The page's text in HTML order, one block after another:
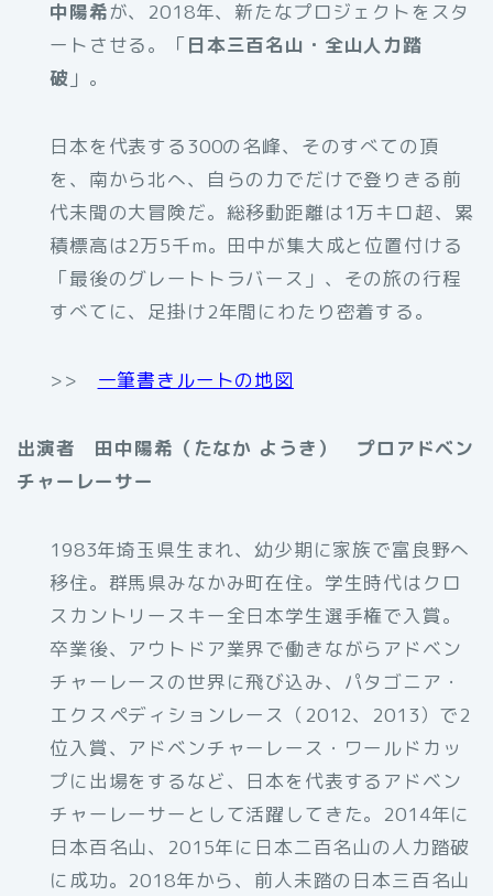
中陽希が、2018年、新たなプロジェクトをスタ
ートさせる。「日本三百名山・全山人力踏
破 」。
日本を代表する300の名峰、そのすべての頂
を、南から北へ、自らの力でだけで登りきる前
代未聞の大冒険だ。総移動距離は1万キロ超、累
積標高は2万5千m。田中が集大成と位置付ける
「最後のグレートトラバース」、その旅の行程
すべてに、足掛け2年間にわたり密着する。
>> 一筆書きルートの地図
出演者 田中陽希（たなか ようき） プロアドベン
チャーレーサー
1983年埼玉県生まれ、幼少期に家族で富良野へ
移住。群馬県みなかみ町在住。学生時代はクロ
スカントリースキー全日本学生選手権で入賞。
卒業後、アウトドア業界で働きながらアドベン
チャーレースの世界に飛び込み、パタゴニア・
エクスペディションレース（2012、2013）で2
位入賞、アドベンチャーレース・ワールドカッ
プに出場をするなど、日本を代表するアドベン
チャーレーサーとして活躍してきた。2014年に
日本百名山、2015年に日本二百名山の人力踏破
に成功。2018年から、前人未踏の日本三百名山